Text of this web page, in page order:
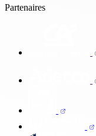
Partenaires